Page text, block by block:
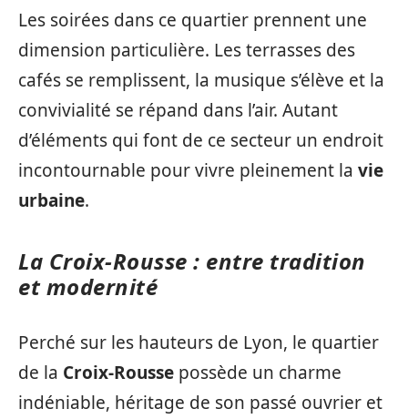
Les soirées dans ce quartier prennent une
dimension particulière. Les terrasses des
cafés se remplissent, la musique s’élève et la
convivialité se répand dans l’air. Autant
d’éléments qui font de ce secteur un endroit
incontournable pour vivre pleinement la vie
urbaine.
La Croix-Rousse : entre tradition
et modernité
Perché sur les hauteurs de Lyon, le quartier
de la Croix-Rousse possède un charme
indéniable, héritage de son passé ouvrier et